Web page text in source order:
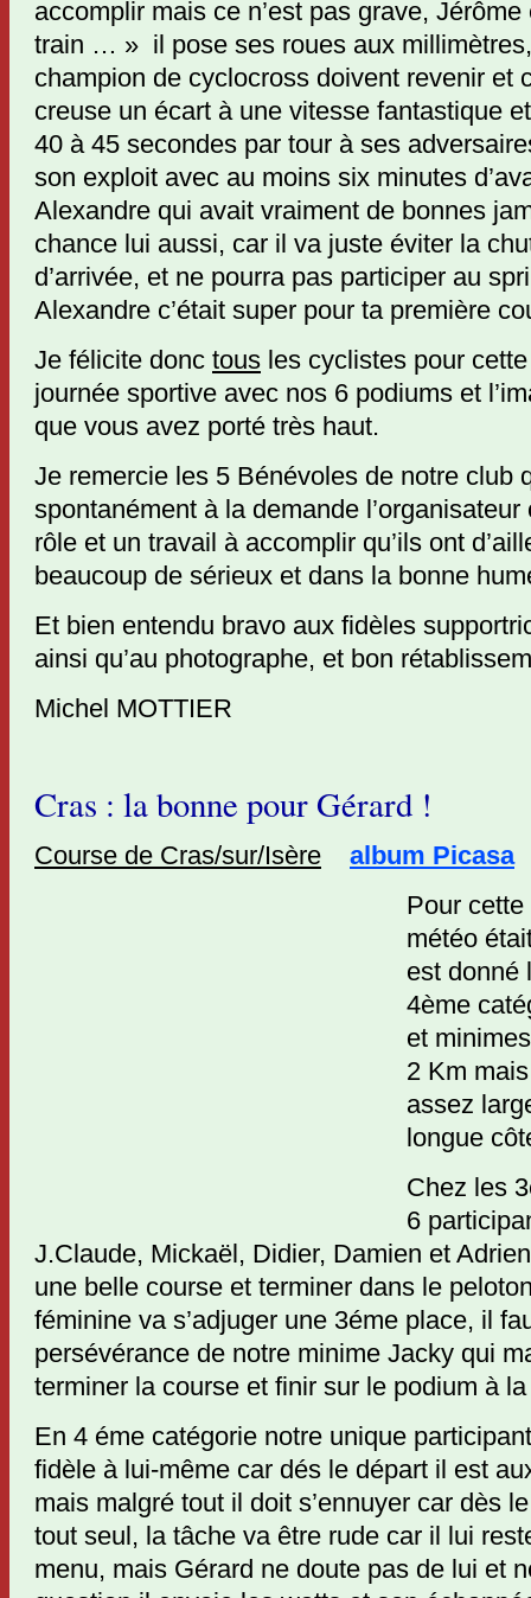
accomplir mais ce n’est pas grave,
train … » il pose ses roues aux
champion de cyclocross doivent revenir et
creuse un écart à une vitesse fantastique
40 à 45 secondes par tour à ses
son exploit avec au moins six minutes
Alexandre qui avait vraiment de bonnes
chance lui aussi, car il va juste éviter la
d’arrivée, et ne pourra pas participer au
Alexandre c’était super pour ta première
Je félicite donc tous les cyclistes pour
journée sportive avec nos 6 podiums et
que vous avez porté très haut.
Je remercie les 5 Bénévoles de notre club
spontanément à la demande
rôle et un travail à accomplir qu’ils ont
beaucoup de sérieux et dans la bonne
Et bien entendu bravo aux fidèles
ainsi qu’au photographe, et bon
Michel MOTTIER
Cras : la bonne pour Gérard !
Course de Cras/sur/Isère
album Picasa
Pour
météo
est donné
4ème
et
2 Km
assez
longue
Chez les
6
J.Claude, Mickaël, Didier, Damien et
une belle course et terminer dans le
féminine va s’adjuger une 3éme place, il
persévérance de notre minime Jacky qui
terminer la course et finir sur le podium à
En 4 éme catégorie notre unique
fidèle à lui-même car dés le départ il est
mais malgré tout il doit s’ennuyer car dès
tout seul, la tâche va être rude car il lui
menu, mais Gérard ne doute pas de lui et